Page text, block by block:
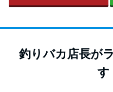
釣りバカ店長が
す